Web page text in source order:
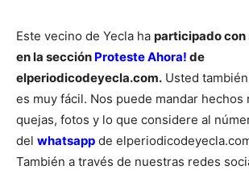
Este vecino de Yecla ha participado con
en la sección Proteste Ahora! de
elperiodicodeyecla.com. Usted
es muy fácil. Nos puede mandar hechos
quejas, fotos y lo que considere al
del whatsapp de
También a través de nuestras redes